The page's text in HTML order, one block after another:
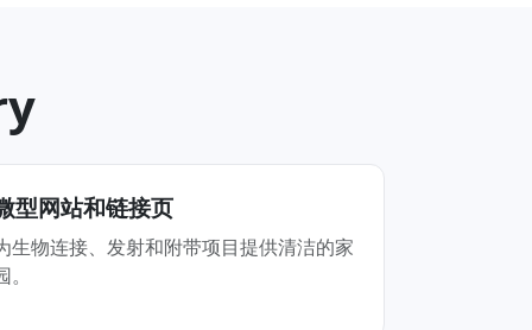
型网站和链接页
生物连接、发射和附带项目提供清洁的家
。